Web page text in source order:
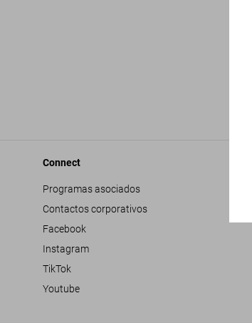
Connect
Programas asociados
Contactos corporativos
Facebook
Instagram
TikTok
Youtube